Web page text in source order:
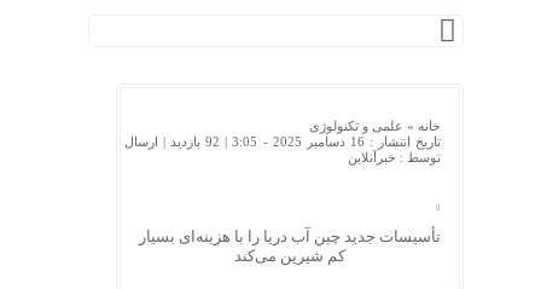
خانه » علمی و تکنولوژی
تاریخ انتشار : 16 دسامبر 2025 - 3:05 |
92 بازدید
| ارسال
توسط : خبرآنلاین
تأسیسات جدید چین آب دریا را با هزینه‌ای بسیار
کم شیرین می‌کند